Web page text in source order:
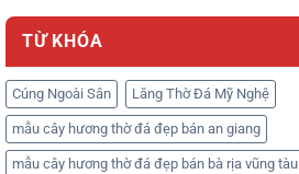
TỪ KHÓA
Cúng Ngoài Sân Lăng Thờ Đá Mỹ Nghệ
mẫu cây hương thờ đá đẹp bán an giang
mẫu cây hương thờ đá đẹp bán bà rịa vũng tàu